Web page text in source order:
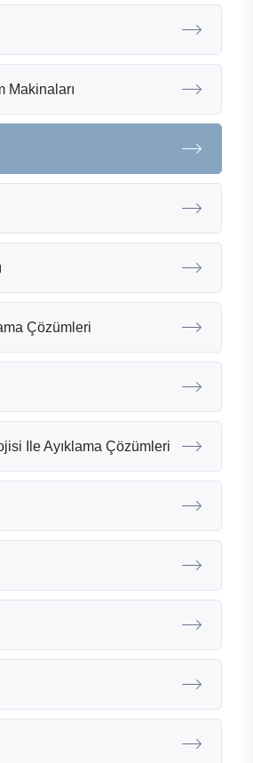
Makinaları
Çözümleri
Ile Ayıklama Çözümleri